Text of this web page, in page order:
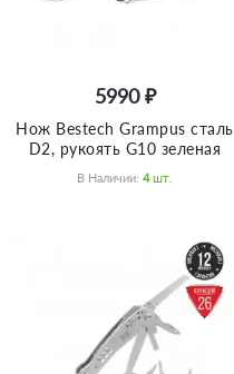
5990 ₽
Нож Bestech Grampus сталь
D2, рукоять G10 зеленая
В Наличии: 4 Шт.